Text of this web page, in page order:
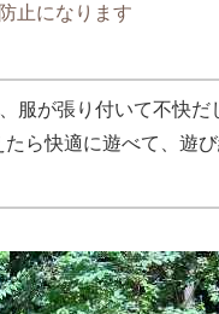
止になります
服が張り付いて不快だ
ら快適に遊べて、遊